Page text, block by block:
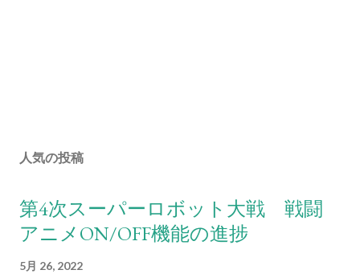
人気の投稿
第4次スーパーロボット大戦 戦闘
アニメON/OFF機能の進捗
5月 26, 2022